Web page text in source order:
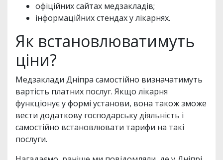
офіційних сайтах медзакладів;
інформаційних стендах у лікарнях.
Як встановлюватимуть
ціни?
Медзаклади Дніпра самостійно визначатимуть
вартість платних послуг. Якщо лікарня
функціонує у формі установи, вона також зможе
вести додаткову господарську діяльність і
самостійно встановлювати тарифи на такі
послуги.